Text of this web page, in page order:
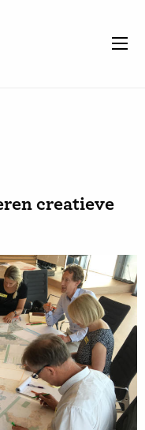
creatieve